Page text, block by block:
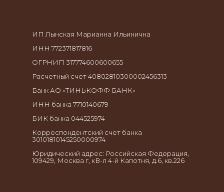
ИП Лынская Марианна Ильинична
ИНН 772371817816
ОГРНИП 317774600600655
Расчетный счет 40802810300002456313
Банк АО «ТИНЬКОФФ БАНК»
ИНН банка 7710140679
БИК банка 044525974
Корреспондентский счет банка
30101810145250000974
Юридический адрес: Российская Федерация,
109429, Москва г, кВ-л 4-й Капотня, д.6, кв.226